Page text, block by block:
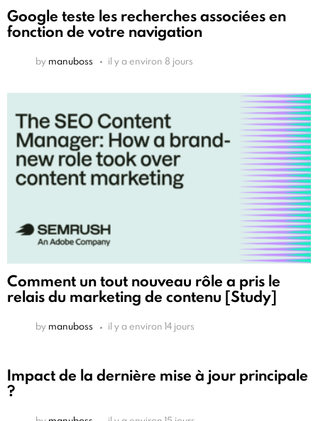
Google teste les recherches associées en
fonction de votre navigation
by manuboss il y a environ 8 jours
Comment un tout nouveau rôle a pris le
relais du marketing de contenu [Study]
by manuboss il y a environ 14 jours
Impact de la dernière mise à jour principale
?